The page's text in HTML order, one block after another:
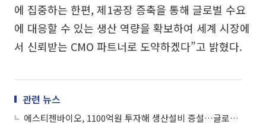
에 집중하는 한편, 제1공장 증축을 통해 글로벌 수요
에 대응할 수 있는 생산 역량을 확보하여 세계 시장에
서 신뢰받는 CMO 파트너로 도약하겠다”고 밝혔다.
관련 뉴스
에스티젠바이오, 1100억원 투자해 생산설비 증설…글로벌 본격화